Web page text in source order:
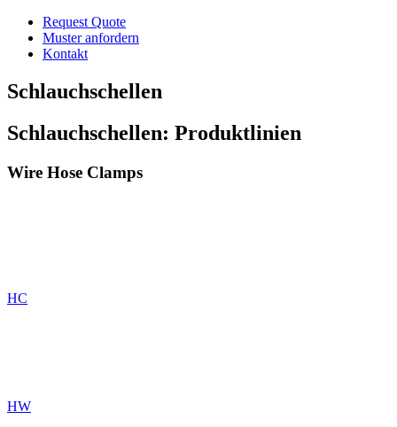
Request Quote
Muster anfordern
Kontakt
Schlauchschellen
Schlauchschellen: Produktlinien
Wire Hose Clamps
HC
HW